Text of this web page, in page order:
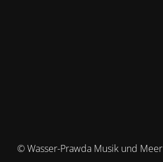
© Wasser-Prawda Musik und